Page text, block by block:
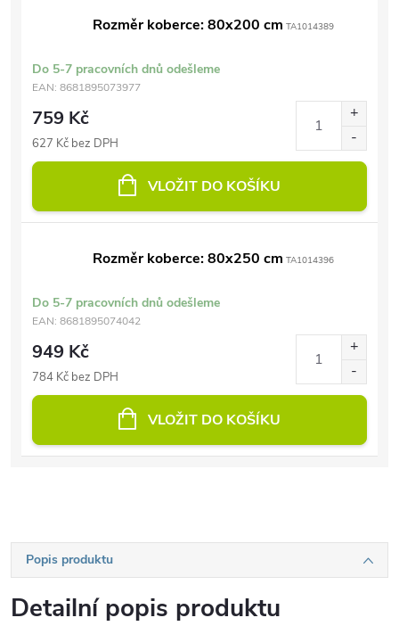
Rozměr koberce: 80x200 cm TA1014389
Do 5-7 pracovních dnů odešleme
EAN: 8681895073977
759 Kč
627 Kč bez DPH
VLOŽIT DO KOŠÍKU
Rozměr koberce: 80x250 cm TA1014396
Do 5-7 pracovních dnů odešleme
EAN: 8681895074042
949 Kč
784 Kč bez DPH
VLOŽIT DO KOŠÍKU
Popis produktu
Detailní popis produktu